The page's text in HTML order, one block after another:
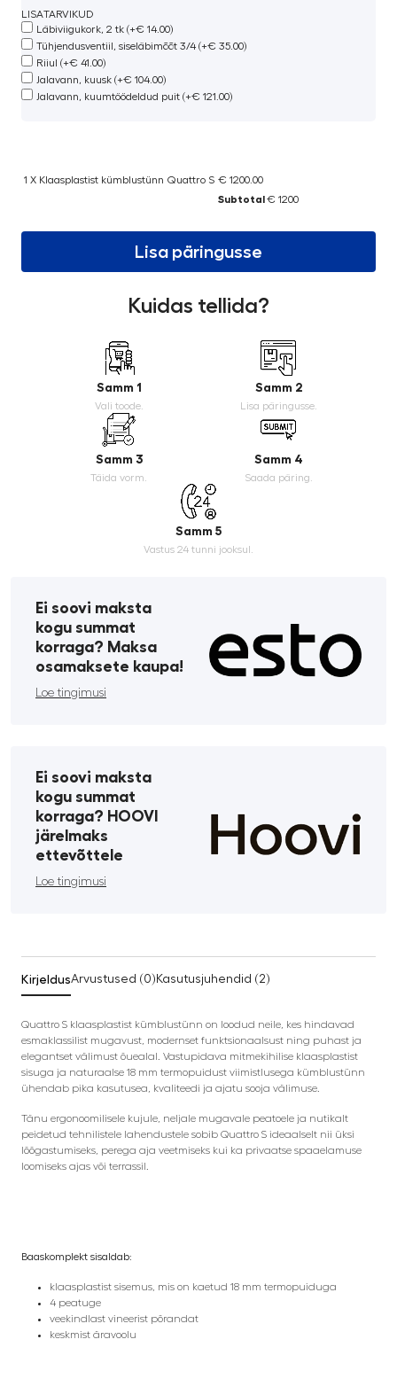
LISATARVIKUD
Läbiviigukork, 2 tk (+€ 14.00)
Tühjendusventiil, siseläbimõõt 3/4 (+€ 35.00)
Riiul (+€ 41.00)
Jalavann, kuusk (+€ 104.00)
Jalavann, kuumtöödeldud puit (+€ 121.00)
1 X Klaasplastist kümblustünn Quattro S € 1200.00
Subtotal€ 1200
Lisa päringusse
Kuidas tellida?
Samm 1
Vali toode.
Samm 2
Lisa päringusse.
Samm 3
Täida vorm.
Samm 4
Saada päring.
Samm 5
Vastus 24 tunni jooksul.
Ei soovi maksta
kogu summat
korraga? Maksa
osamaksete kaupa!
Loe tingimusi
Ei soovi maksta
kogu summat
korraga? HOOVI
järelmaks
ettevõttele
Loe tingimusi
KirjeldusArvustused (0) Kasutusjuhendid (2)
Quattro S klaasplastist kümblustünn on loodud neile, kes hindavad
esmaklassilist mugavust, modernset funktsionaalsust ning puhast ja
elegantset välimust õuealal. Vastupidava mitmekihilise klaasplastist
sisuga ja naturaalse 18 mm termopuidust viimistlusega kümblustünn
ühendab pika kasutusea, kvaliteedi ja ajatu sooja välimuse.
Tänu ergonoomilisele kujule, neljale mugavale peatoele ja nutikalt
peidetud tehnilistele lahendustele sobib Quattro S ideaalselt nii üksi
lõõgastumiseks, perega aja veetmiseks kui ka privaatse spaaelamuse
loomiseks ajas või terrassil.
Baaskomplekt sisaldab:
klaasplastist sisemus, mis on kaetud 18 mm termopuiduga
4 peatuge
veekindlast vineerist põrandat
keskmist äravoolu